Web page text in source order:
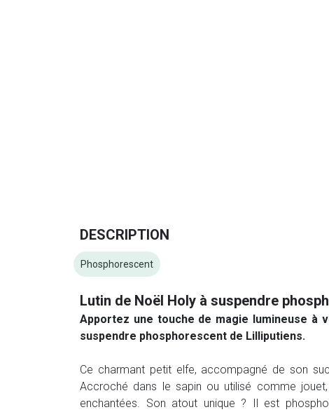
DESCRIPTION
Phosphorescent
Lutin de Noël Holy à suspendre
Apportez une touche de magie lumineuse à
suspendre phosphorescent de Lilliputiens.
Ce charmant petit elfe, accompagné de son
Accroché dans le sapin ou utilisé comme
enchantées. Son atout unique ? Il est